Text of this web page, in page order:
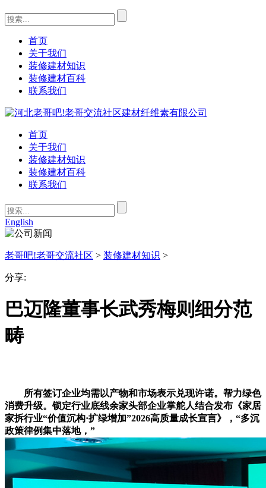
首页
关于我们
装修建材知识
装修建材百科
联系我们
首页
关于我们
装修建材知识
装修建材百科
联系我们
English
老哥吧!老哥交流社区 > 装修建材知识 >
分享:
巴迈隆董事长武秀梅则细分范
畴
所有签订企业均需以产物和市场表示兑现许诺。帮力绿色
消费升级。锁定行业底线余家头部企业掌舵人结合发布《家居
家拆行业“价值沉构·扩绿增加”2026高质量成长宣言》，“多沉
政策律例集中落地，”